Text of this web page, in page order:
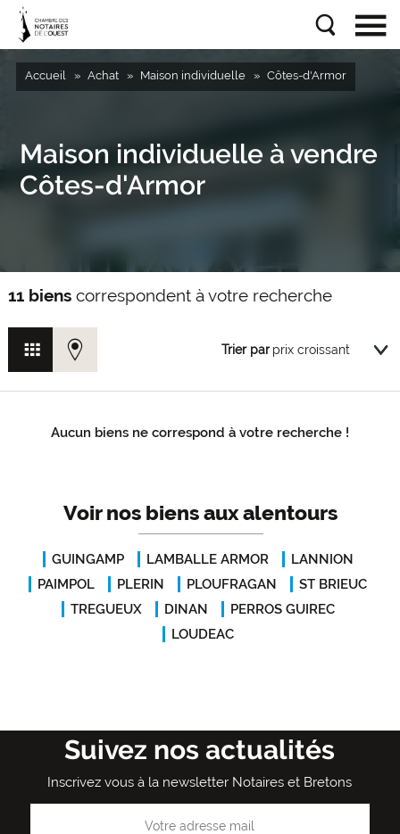
Accueil Achat Maison individuelle Côtes-d'Armor
Maison individuelle à vendre
Côtes-d'Armor
11 bienscorrespondent à votre recherche
Trier par
Aucun biens ne correspond à votre recherche !
Voir nos biens aux alentours
GUINGAMP LAMBALLE ARMOR
LANNION
PAIMPOL
PLERIN PLOUFRAGAN
ST BRIEUC
TREGUEUX
DINAN
PERROS GUIREC
LOUDEAC
Suivez nos actualités
Inscrivez vous à la newsletter Notaires et Bretons